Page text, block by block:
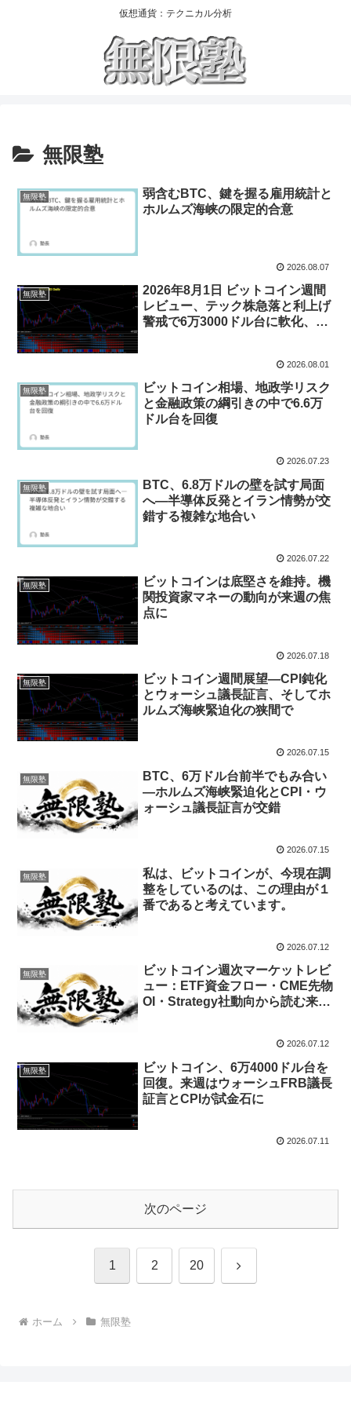
仮想通貨：テクニカル分析
無限塾
無限塾
弱含むBTC、鍵を握る雇用統計と
ホルムズ海峡の限定的合意
2026.08.07
無限塾
2026年8月1日 ビットコイン週間
レビュー、テック株急落と利上げ
警戒で6万3000ドル台に軟化、来
2026.08.01
無限塾
ビットコイン相場、地政学リスク
と金融政策の綱引きの中で6.6万
ドル台を回復
2026.07.23
無限塾
BTC、6.8万ドルの壁を試す局面
へ―半導体反発とイラン情勢が交
錯する複雑な地合い
2026.07.22
無限塾
ビットコインは底堅さを維持。機
関投資家マネーの動向が来週の焦
点に
2026.07.18
無限塾
ビットコイン週間展望―CPI鈍化
とウォーシュ議長証言、そしてホ
ルムズ海峡緊迫化の狭間で
2026.07.15
無限塾
BTC、6万ドル台前半でもみ合い
―ホルムズ海峡緊迫化とCPI・ウ
ォーシュ議長証言が交錯
2026.07.15
無限塾
私は、ビットコインが、今現在調
整をしているのは、この理由が１
番であると考えています。
2026.07.12
無限塾
ビットコイン週次マーケットレビ
ュー：ETF資金フロー・CME先物
OI・Strategy社動向から読む来週
2026.07.12
無限塾
ビットコイン、6万4000ドル台を
回復。来週はウォーシュFRB議長
証言とCPIが試金石に
2026.07.11
次のページ
1 2 20 次
ホーム 無限塾